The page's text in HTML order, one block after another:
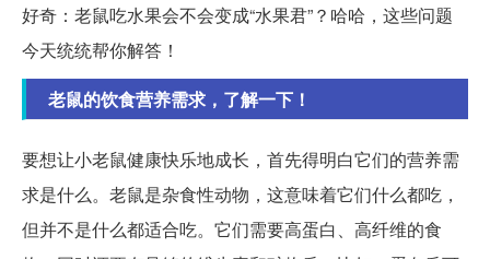
好奇：老鼠吃水果会不会变成“水果君”？哈哈，这些问题
今天统统帮你解答！
老鼠的饮食营养需求，了解一下！
要想让小老鼠健康快乐地成长，首先得明白它们的营养需
求是什么。老鼠是杂食性动物，这意味着它们什么都吃，
但并不是什么都适合吃。它们需要高蛋白、高纤维的食